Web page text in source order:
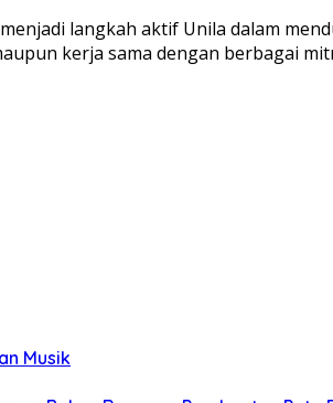
langkah aktif Unila dalam
kerja sama dengan berbagai
Musik